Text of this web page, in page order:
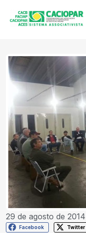
29 de agosto de 2014
Facebook Twitter